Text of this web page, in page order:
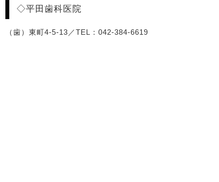
◇平田歯科医院
（歯）東町4-5-13／TEL：042-384-6619